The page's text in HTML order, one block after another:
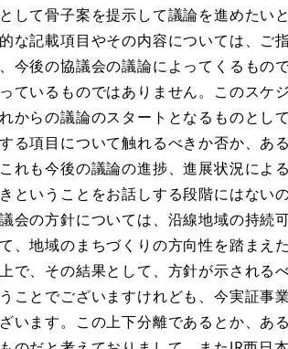
して骨子案を提示して議論を進めたい
な記載項目やその内容については、ご
今後の協議会の議論によってくるもの
ているものではありません。このスケ
からの議論のスタートとなるものとし
る項目について触れるべきか否か、あ
れも今後の議論の進捗、進展状況によ
ということをお話しする段階にはない
会の方針については、沿線地域の持続
、地域のまちづくりの方向性を踏まえ
で、その結果として、方針が示される
ことでございますけれども、今実証事
います。この上下分離であるとか、あ